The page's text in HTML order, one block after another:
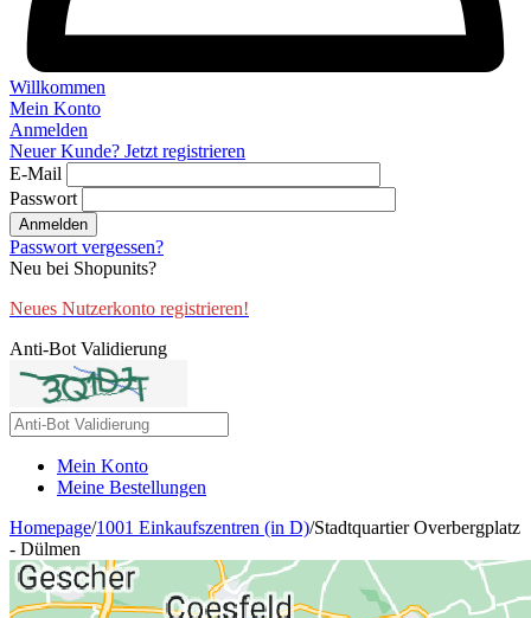
Willkommen
Mein Konto
Anmelden
Neuer Kunde? Jetzt registrieren
E-Mail
Passwort
Anmelden
Passwort vergessen?
Neu bei Shopunits?
Neues Nutzerkonto registrieren!
Anti-Bot Validierung
Mein Konto
Meine Bestellungen
Homepage/1001 Einkaufszentren (in D)/Stadtquartier Overbergplatz
- Dülmen